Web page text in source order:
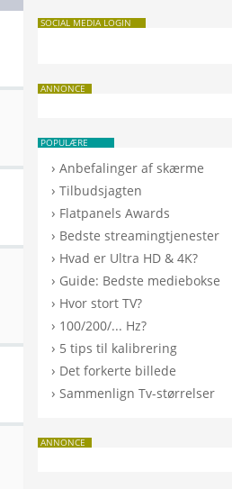
SOCIAL MEDIA LOGIN
ANNONCE
POPULÆRE
›Anbefalinger af skærme
›Tilbudsjagten
› Flatpanels Awards
› Bedste streamingtjenester
› Hvad er Ultra HD & 4K?
› Guide: Bedste mediebokse
› Hvor stort TV?
› 100/200/... Hz?
› 5 tips til kalibrering
› Det forkerte billede
›Sammenlign Tv-størrelser
ANNONCE